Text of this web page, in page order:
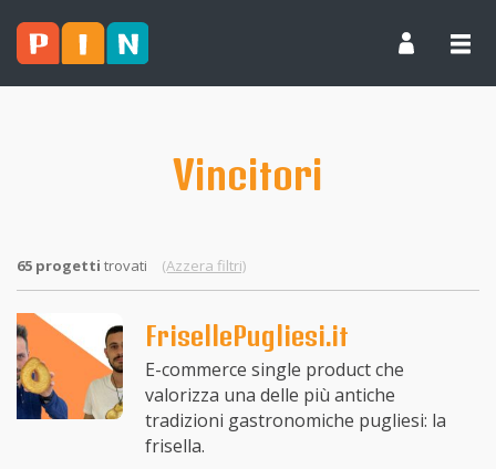
Vincitori
65 progetti trovati (Azzera filtri)
FrisellePugliesi.it
E-commerce single product che
valorizza una delle più antiche
tradizioni gastronomiche pugliesi: la
frisella.